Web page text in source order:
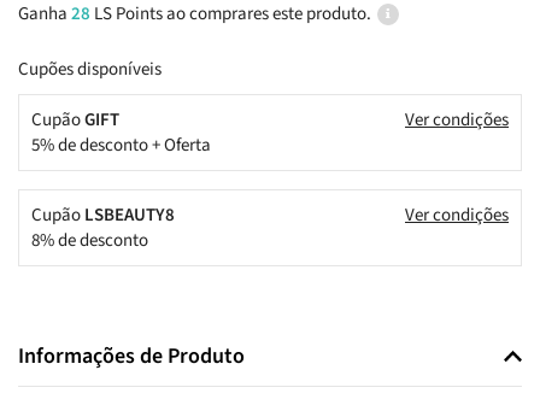
Ganha28 LS Points ao comprares este produto.
Cupões disponíveis
CupãoGIFT
5% de desconto + Oferta
Ver condições
CupãoLSBEAUTY8
8% de desconto
Ver condições
Informações de Produto